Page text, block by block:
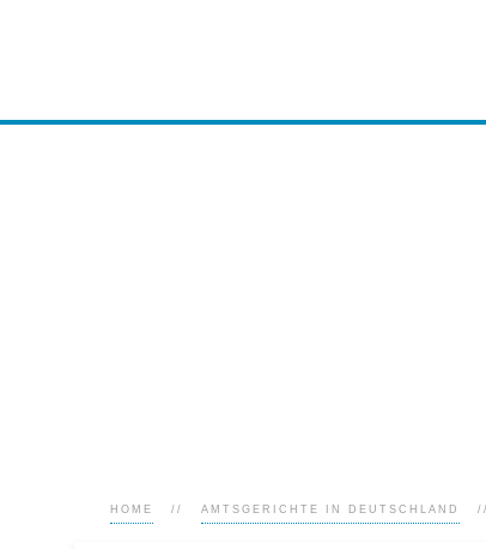
HOME AMTSGERICHTE IN DEUTSCHLAND